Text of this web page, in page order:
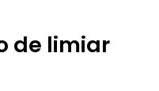
de limiar